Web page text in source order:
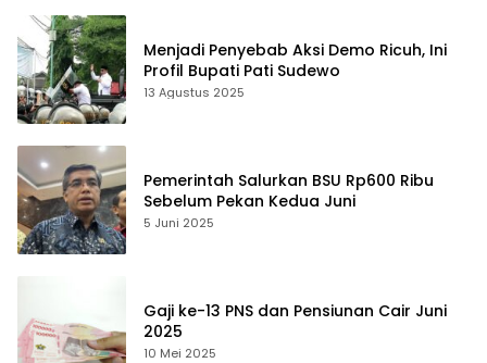
Menjadi Penyebab Aksi Demo Ricuh, Ini
Profil Bupati Pati Sudewo
13 Agustus 2025
Pemerintah Salurkan BSU Rp600 Ribu
Sebelum Pekan Kedua Juni
5 Juni 2025
Gaji ke-13 PNS dan Pensiunan Cair Juni
2025
10 Mei 2025